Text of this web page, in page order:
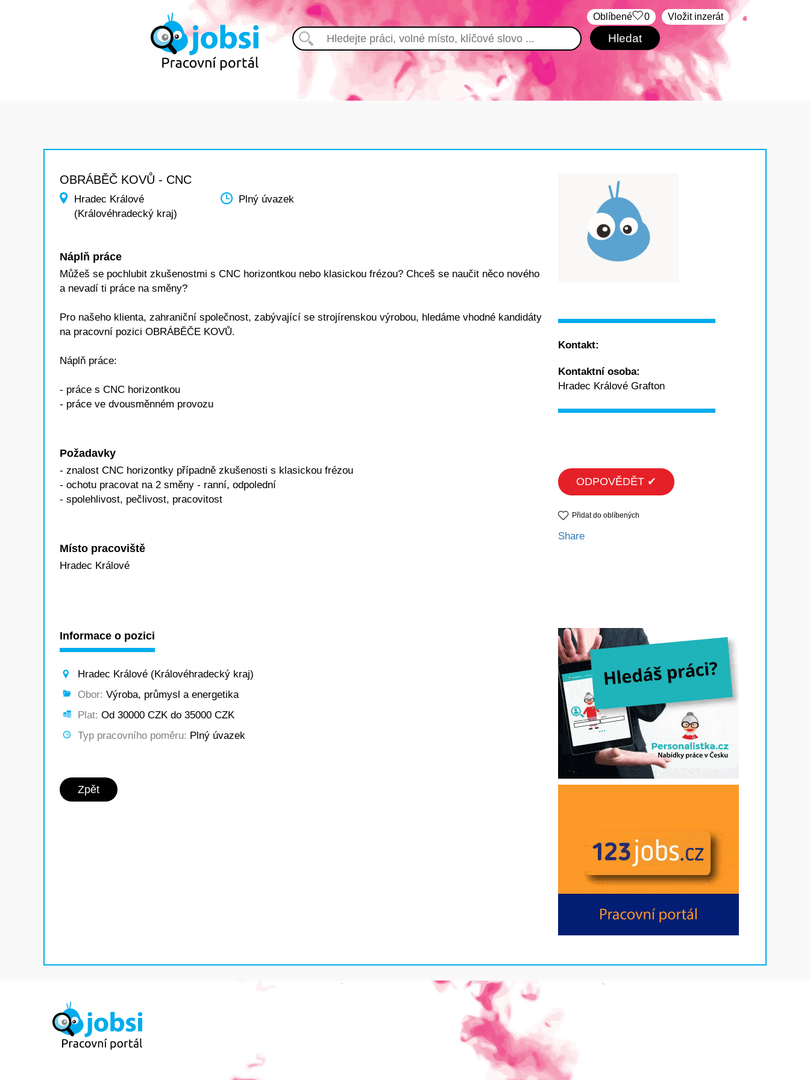
Vložit inzerát
Oblíbené 0
OBRÁBĚČ KOVŮ - CNC
Hradec Králové
(Královéhradecký kraj)
Plný úvazek
Náplň práce
Můžeš se pochlubit zkušenostmi s CNC horizontkou nebo klasickou frézou? Chceš se naučit něco nového
a nevadí ti práce na směny?
Pro našeho klienta, zahraniční společnost, zabývající se strojírenskou výrobou, hledáme vhodné kandidáty
na pracovní pozici OBRÁBĚČE KOVŮ.
Náplň práce:
- práce s CNC horizontkou
- práce ve dvousměnném provozu
Požadavky
- znalost CNC horizontky případně zkušenosti s klasickou frézou
- ochotu pracovat na 2 směny - ranní, odpolední
- spolehlivost, pečlivost, pracovitost
Místo pracoviště
Hradec Králové
Informace o pozici
Hradec Králové (Královéhradecký kraj)
Obor: Výroba, průmysl a energetika
Plat: Od 30000 CZK do 35000 CZK
Typ pracovního poměru: Plný úvazek
Zpět
Kontakt:
Kontaktní osoba:
Hradec Králové Grafton
ODPOVĚDĚT ✔
Přidat do oblíbených
Share